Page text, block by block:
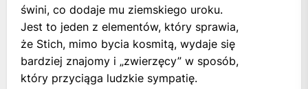
świni, co dodaje mu ziemskiego uroku.
Jest to jeden z elementów, który sprawia,
że Stich, mimo bycia kosmitą, wydaje się
bardziej znajomy i „zwierzęcy” w sposób,
który przyciąga ludzkie sympatię.